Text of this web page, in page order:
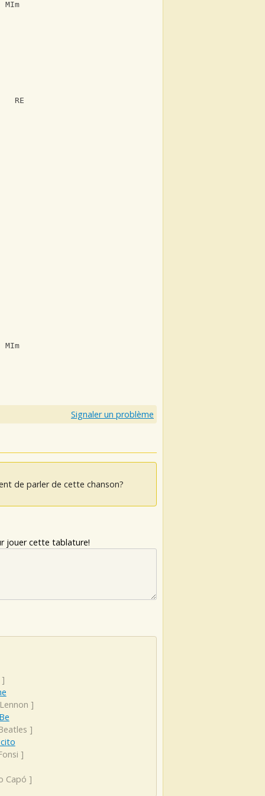
MIm
RE
MIm
Signaler un problème
de parler de cette chanson?
jouer cette tablature!
]
]
]
Capó ]